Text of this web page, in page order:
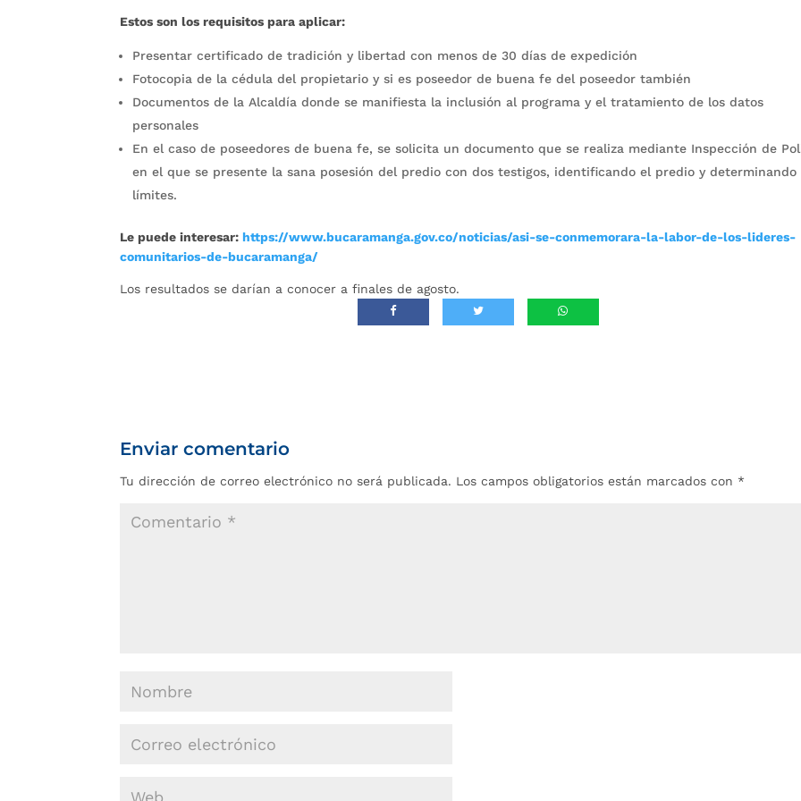
Estos son los requisitos para aplicar:
Presentar certificado de tradición y libertad con menos de 30 días de expedición
Fotocopia de la cédula del propietario y si es poseedor de buena fe del poseedor también
Documentos de la Alcaldía donde se manifiesta la inclusión al programa y el tratamiento de los datos
personales
En el caso de poseedores de buena fe, se solicita un documento que se realiza mediante Inspección de
en el que se presente la sana posesión del predio con dos testigos, identificando el predio y determinando
límites.
Le puede interesar:https://www.bucaramanga.gov.co/noticias/asi-se-conmemorara-la-labor-de-los-lideres-
comunitarios-de-bucaramanga/
Los resultados se darían a conocer a finales de agosto.
Enviar comentario
Tu dirección de correo electrónico no será publicada. Los campos obligatorios están marcados con *